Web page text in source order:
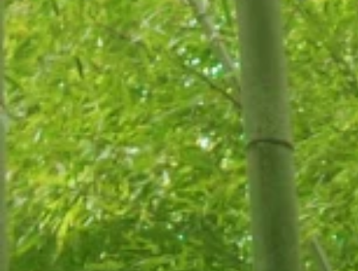
家具と食器類を寄付いただき
ました。